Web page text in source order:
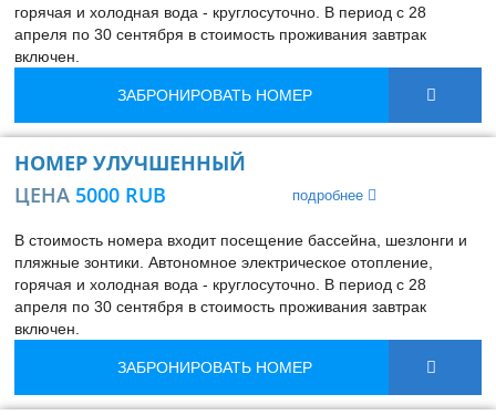
горячая и холодная вода - круглосуточно. В период с 28
апреля по 30 сентября в стоимость проживания завтрак
включен.
ЗАБРОНИРОВАТЬ НОМЕР
НОМЕР УЛУЧШЕННЫЙ
ЦЕНА 5000 RUB подробнее
В стоимость номера входит посещение бассейна, шезлонги и
пляжные зонтики. Автономное электрическое отопление,
горячая и холодная вода - круглосуточно. В период с 28
апреля по 30 сентября в стоимость проживания завтрак
включен.
ЗАБРОНИРОВАТЬ НОМЕР